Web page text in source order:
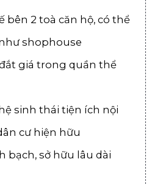
bên 2 toà căn hộ, có thể
shophouse
giá trong quần thể
sinh thái tiện ích nội
cư hiện hữu
bạch, sở hữu lâu dài